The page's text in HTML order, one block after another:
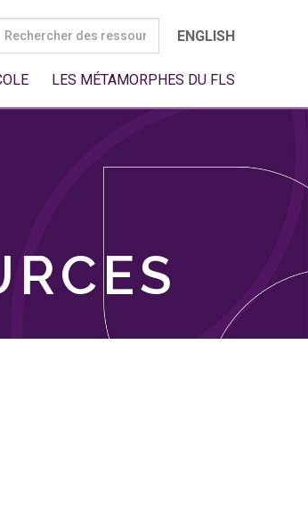
ENGLISH
LES MÉTAMORPHES DU FLS